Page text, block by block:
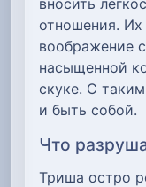
отношения. Их
воображение
насыщенной
скуке. С
и быть собой.
Что
Триша остро